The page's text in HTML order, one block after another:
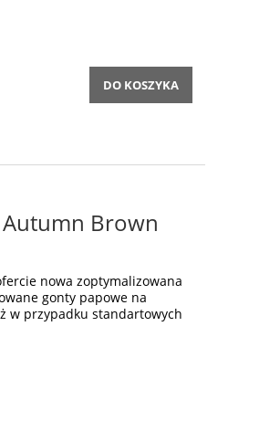
DO KOSZYKA
Brown
nowa zoptymalizowana
gonty papowe na
w przypadku standartowych